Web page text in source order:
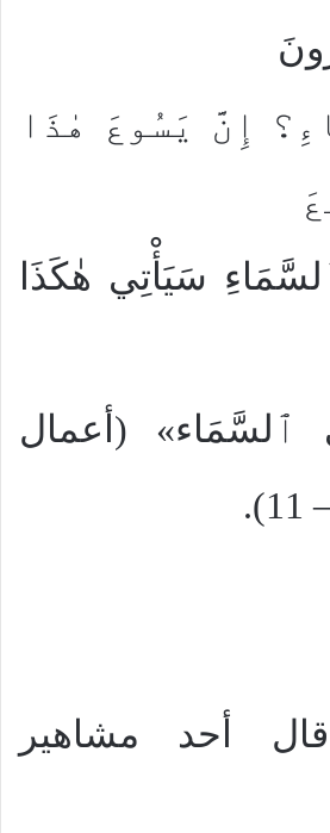
إِنَّ يَسُوعَ هٰذَا
سَيَأْتِي هٰكَذَا
ٱلسَّمَاء» (أعمال
أحد مشاهير